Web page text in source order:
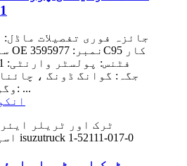
جگہ: گوانگ ڈونگ ،
وگور کار ماڈل: ...